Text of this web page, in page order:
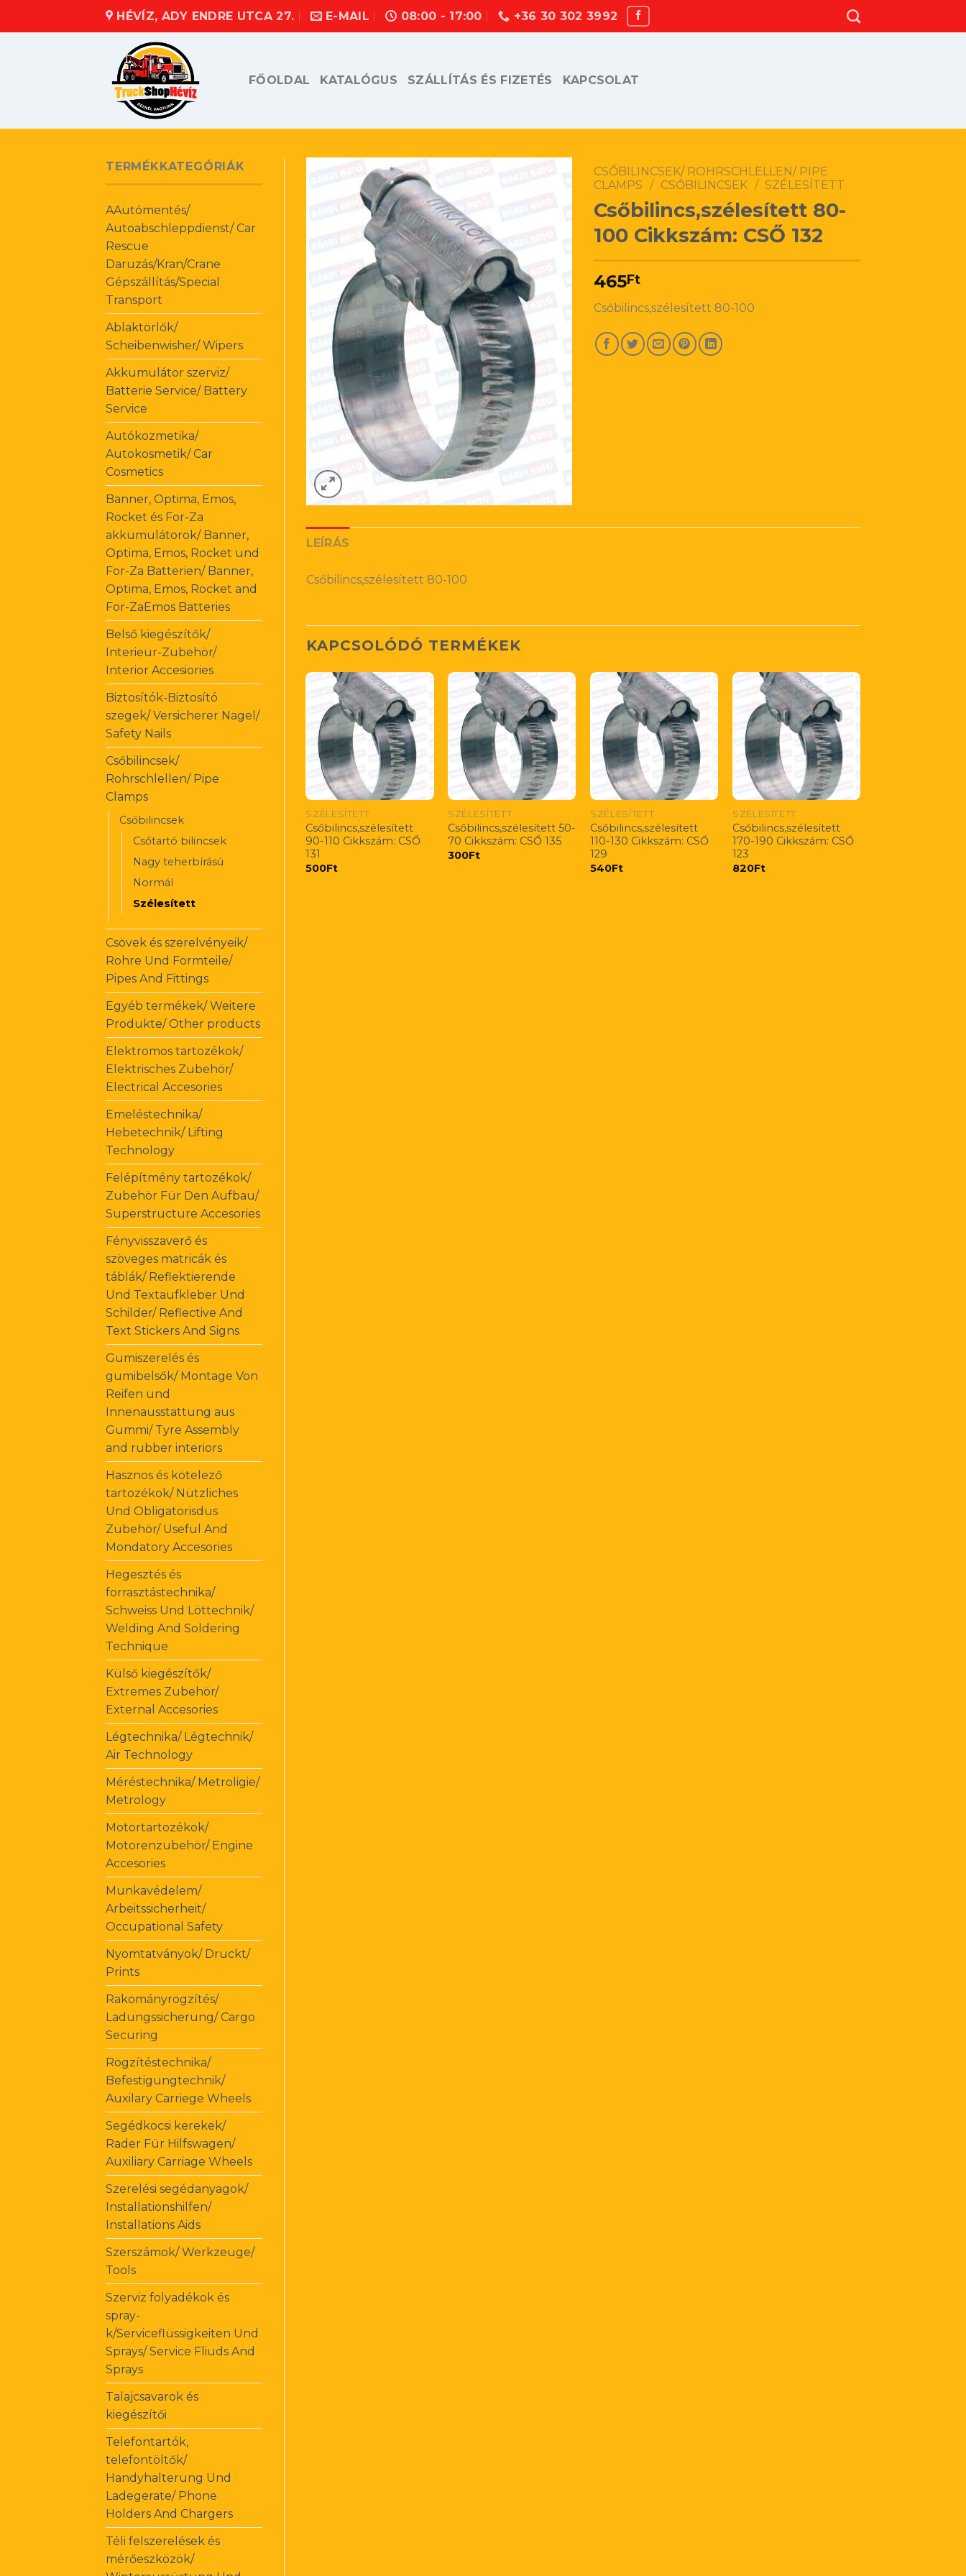
HÉVÍZ, ADY ENDRE UTCA 27. E-MAIL 08:00 - 17:00 +36 30 302 3992
FŐOLDAL KATALÓGUS SZÁLLÍTÁS ÉS FIZETÉS KAPCSOLAT
TERMÉKKATEGÓRIÁK
AAutómentés/
Autoabschleppdienst/ Car
Rescue
Daruzás/Kran/Crane
Gépszállítás/Special
Transport
Ablaktörlők/
Scheibenwisher/ Wipers
Akkumulátor szerviz/
Batterie Service/ Battery
Service
Autókozmetika/
Autokosmetik/ Car
Cosmetics
Banner, Optima, Emos,
Rocket és For-Za
akkumulátorok/ Banner,
Optima, Emos, Rocket und
For-Za Batterien/ Banner,
Optima, Emos, Rocket and
For-ZaEmos Batteries
Belső kiegészítők/
Interieur-Zubehör/
Interior Accesiories
Biztosítók-Biztosító
szegek/ Versicherer Nagel/
Safety Nails
Csőbilincsek/
Rohrschlellen/ Pipe
Clamps
Csőbilincsek
Csőtartó bilincsek
Nagy teherbírású
Normál
Szélesített
Csövek és szerelvényeik/
Rohre Und Formteile/
Pipes And Fittings
Egyéb termékek/ Weitere
Produkte/ Other products
Elektromos tartozékok/
Elektrisches Zubehör/
Electrical Accesories
Emeléstechnika/
Hebetechnik/ Lifting
Technology
Felépítmény tartozékok/
Zubehör Für Den Aufbau/
Superstructure Accesories
Fényvisszaverő és
szöveges matricák és
táblák/ Reflektierende
Und Textaufkleber Und
Schilder/ Reflective And
Text Stickers And Signs
Gumiszerelés és
gumibelsők/ Montage Von
Reifen und
Innenausstattung aus
Gummi/ Tyre Assembly
and rubber interiors
Hasznos és kötelező
tartozékok/ Nützliches
Und Obligatorisdus
Zubehör/ Useful And
Mondatory Accesories
Hegesztés és
forrasztástechnika/
Schweiss Und Löttechnik/
Welding And Soldering
Technique
Külső kiegészítők/
Extremes Zubehör/
External Accesories
Légtechnika/ Légtechnik/
Air Technology
Méréstechnika/ Metroligie/
Metrology
Motortartozékok/
Motorenzubehör/ Engine
Accesories
Munkavédelem/
Arbeitssicherheit/
Occupational Safety
Nyomtatványok/ Druckt/
Prints
Rakományrögzítés/
Ladungssicherung/ Cargo
Securing
Rögzítéstechnika/
Befestigungtechnik/
Auxilary Carriege Wheels
Segédkocsi kerekek/
Rader Für Hilfswagen/
Auxiliary Carriage Wheels
Szerelési segédanyagok/
Installationshilfen/
Installations Aids
Szerszámok/ Werkzeuge/
Tools
Szerviz folyadékok és
spray-
k/Serviceflüssigkeiten Und
Sprays/ Service Fliuds And
Sprays
Talajcsavarok és
kiegészítői
Telefontartók,
telefontöltők/
Handyhalterung Und
Ladegerate/ Phone
Holders And Chargers
Téli felszerelések és
mérőeszközök/
CSŐBILINCSEK/ ROHRSCHLELLEN/ PIPE
CLAMPS / CSŐBILINCSEK / SZÉLESÍTETT
Csőbilincs,szélesített 80-
100 Cikkszám: CSŐ 132
465Ft
Csőbilincs,szélesített 80-100
LEÍRÁS
Csőbilincs,szélesített 80-100
KAPCSOLÓDÓ TERMÉKEK
SZÉLESÍTETT
Csőbilincs,szélesített
90-110 Cikkszám: CSŐ
131
500Ft
SZÉLESÍTETT
Csőbilincs,szélesített 50-
70 Cikkszám: CSŐ 135
300Ft
SZÉLESÍTETT
Csőbilincs,szélesített
110-130 Cikkszám: CSŐ
129
540Ft
SZÉLESÍTETT
Csőbilincs,szélesített
170-190 Cikkszám: CSŐ
123
820Ft